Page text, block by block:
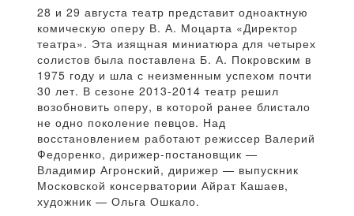
28 и 29 августа театр представит одноактную
комическую оперу В. А. Моцарта «Директор
театра». Эта изящная миниатюра для четырех
солистов была поставлена Б. А. Покровским в
1975 году и шла с неизменным успехом почти
30 лет. В сезоне 2013-2014 театр решил
возобновить оперу, в которой ранее блистало
не одно поколение певцов. Над
восстановлением работают режиссер Валерий
Федоренко, дирижер-постановщик —
Владимир Агронский, дирижер — выпускник
Московской консерватории Айрат Кашаев,
художник — Ольга Ошкало.